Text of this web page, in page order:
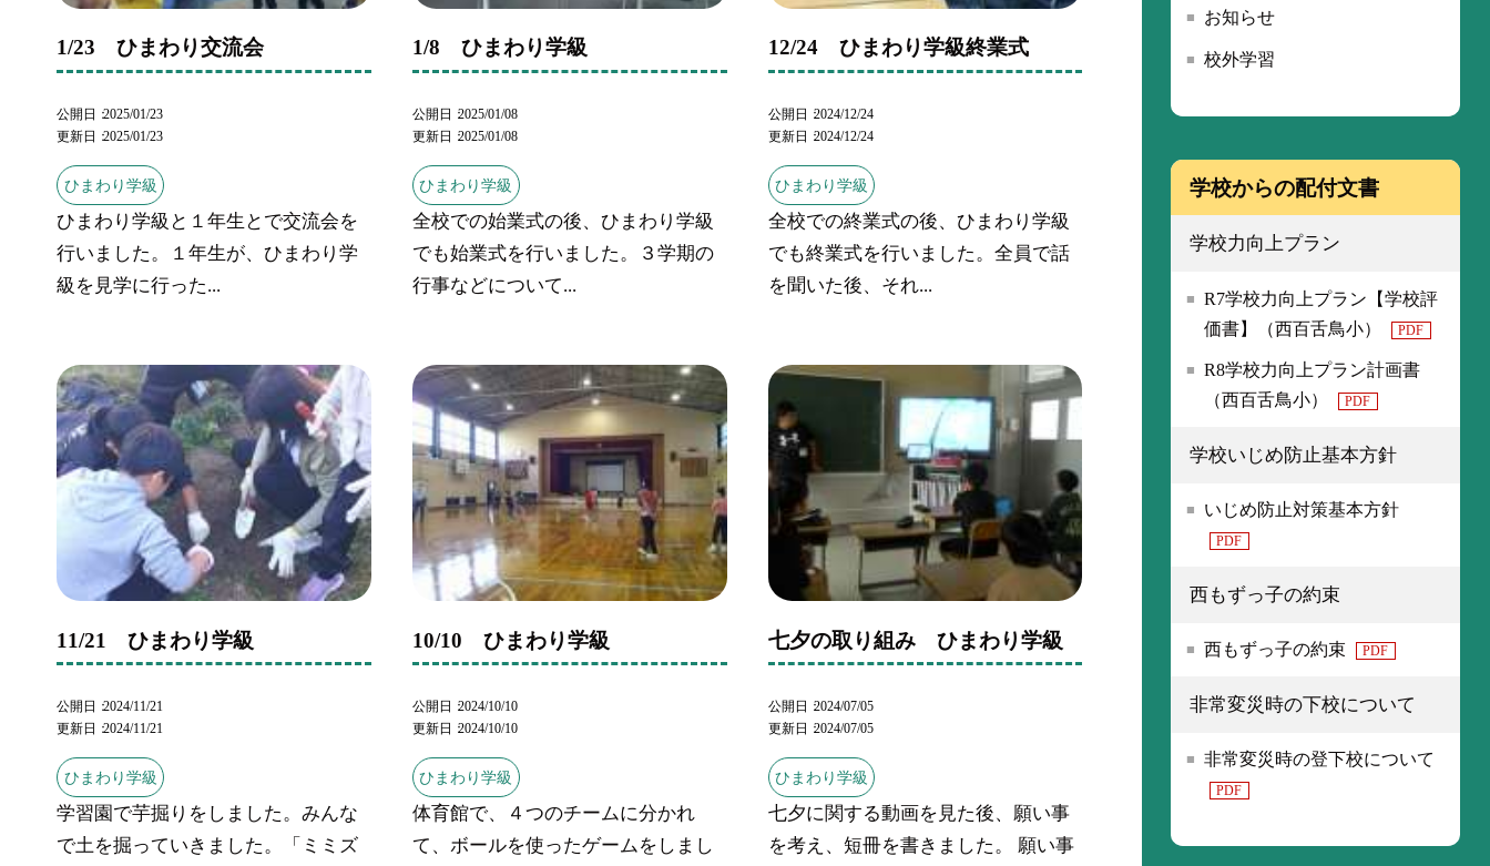
1/23 ひまわり交流会
公開日
2025/01/23
更新日
2025/01/23
ひまわり学級
ひまわり学級と１年生とで交流会を
行いました。１年生が、ひまわり学
級を見学に行った...
1/8 ひまわり学級
公開日
2025/01/08
更新日
2025/01/08
ひまわり学級
全校での始業式の後、ひまわり学級
でも始業式を行いました。３学期の
行事などについて...
12/24 ひまわり学級終業式
公開日 2024/12/24
更新日 2024/12/24
ひまわり学級
全校での終業式の後、ひまわり学級
でも終業式を行いました。全員で話
を聞いた後、それ...
11/21 ひまわり学級
公開日
2024/11/21
更新日
2024/11/21
ひまわり学級
学習園で芋掘りをしました。みんな
で土を掘っていきました。「ミミズ
10/10 ひまわり学級
公開日
2024/10/10
更新日
2024/10/10
ひまわり学級
体育館で、４つのチームに分かれ
て、ボールを使ったゲームをしまし
七夕の取り組み ひまわり学級
公開日 2024/07/05
更新日 2024/07/05
ひまわり学級
七夕に関する動画を見た後、願い事
を考え、短冊を書きました。 願い事
お知らせ
校外学習
学校からの配付文書
学校力向上プラン
R7学校力向上プラン【学校評
価書】（西百舌鳥小）
PDF
R8学校力向上プラン計画書
（西百舌鳥小）
PDF
学校いじめ防止基本方針
いじめ防止対策基本方針
PDF
西もずっ子の約束
西もずっ子の約束 PDF
非常変災時の下校について
非常変災時の登下校について
PDF